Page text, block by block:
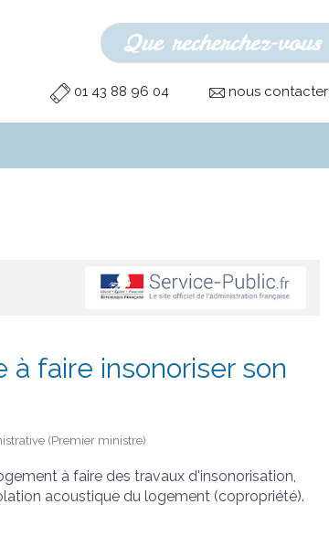
01 43 88 96 04 nous contacter
faire insonoriser son
(Premier ministre)
à faire des travaux d'insonorisation,
acoustique du logement (copropriété).